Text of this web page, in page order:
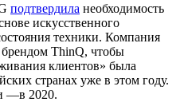
подтвердила необходимость
искусственного
техники. Компания
брендом ThinQ, чтобы
клиентов» была
странах уже в этом году.
—в 2020.